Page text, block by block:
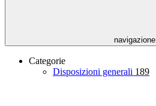
navigazione
Categorie
Disposizioni generali 189